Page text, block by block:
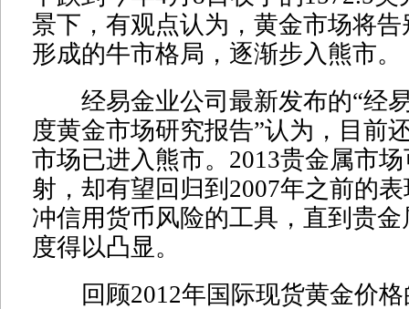
景下，有观点认为，黄金市场将告
形成的牛市格局，逐渐步入熊市。
经易金业公司最新发布的“经易
度黄金市场研究报告”认为，目前
市场已进入熊市。2013贵金属市
射，却有望回归到2007年之前的
冲信用货币风险的工具，直到贵
度得以凸显。
回顾2012年国际现货黄金价格